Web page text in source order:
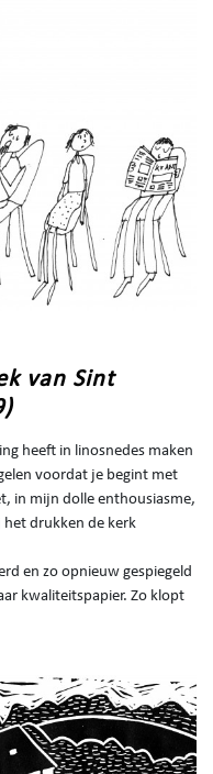
van Sint
heeft in linosnedes maken
voordat je begint met
in mijn dolle enthousiasme,
het drukken de kerk
en zo opnieuw gespiegeld
kwaliteitspapier. Zo klopt